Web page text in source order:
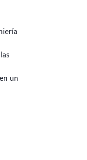
un